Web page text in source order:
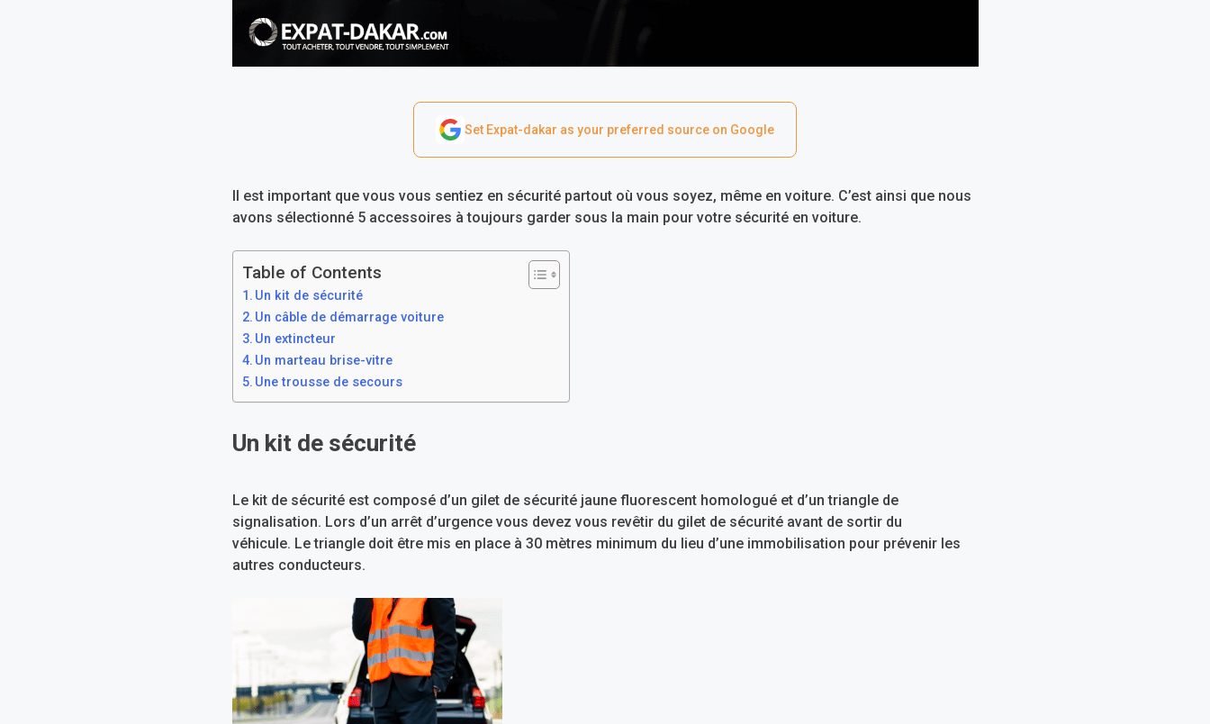
Set Expat-dakar as your preferred source on Google
Il est important que vous vous sentiez en sécurité partout où vous soyez, même en voiture. C’est ainsi que nous
avons sélectionné 5 accessoires à toujours garder sous la main pour votre sécurité en voiture.
Table of Contents
Un kit de sécurité
Un câble de démarrage voiture
Un extincteur
Un marteau brise-vitre
Une trousse de secours
Un kit de sécurité
Le kit de sécurité est composé d’un gilet de sécurité jaune fluorescent homologué et d’un triangle de
signalisation. Lors d’un arrêt d’urgence vous devez vous revêtir du gilet de sécurité avant de sortir du
véhicule. Le triangle doit être mis en place à 30 mètres minimum du lieu d’une immobilisation pour prévenir les
autres conducteurs.